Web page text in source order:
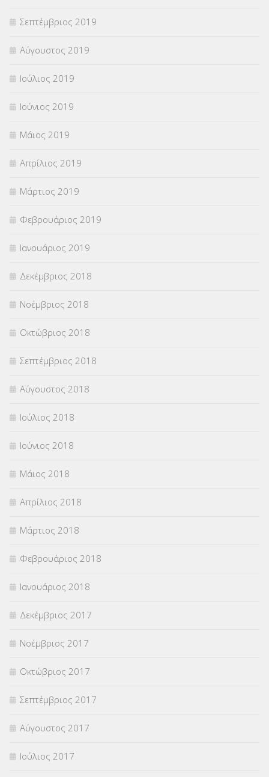
Σεπτέμβριος 2019
Αύγουστος 2019
Ιούλιος 2019
Ιούνιος 2019
Μάιος 2019
Απρίλιος 2019
Μάρτιος 2019
Φεβρουάριος 2019
Ιανουάριος 2019
Δεκέμβριος 2018
Νοέμβριος 2018
Οκτώβριος 2018
Σεπτέμβριος 2018
Αύγουστος 2018
Ιούλιος 2018
Ιούνιος 2018
Μάιος 2018
Απρίλιος 2018
Μάρτιος 2018
Φεβρουάριος 2018
Ιανουάριος 2018
Δεκέμβριος 2017
Νοέμβριος 2017
Οκτώβριος 2017
Σεπτέμβριος 2017
Αύγουστος 2017
Ιούλιος 2017